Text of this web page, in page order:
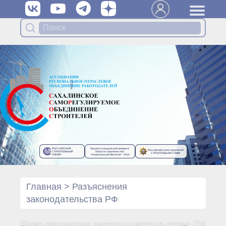
Органы управления Ассоциации
● Общее собрание членов
● Генеральный директор
Специализированные органы
● Контрольный комитет
● Дисциплинарный комитет
● Архив
Протоколы органов управления
РОССИЙСКИЙ
СТРОИТЕЛЬНЫЙ
ОЛИМП
Лауреат специальной премии в
области строительства
“Национальное Величие”- 2010
Российский союз строителей
СТРОИТЕЛЬНАЯ СЛАВА
Главная > Разъяснения
законодательства РФ